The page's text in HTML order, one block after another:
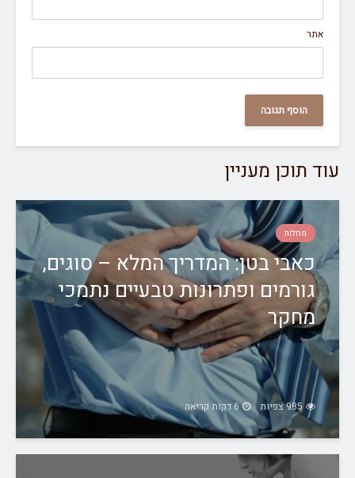
אתר
עוד תוכן מעניין
מחלות
כאבי בטן: המדריך המלא – סוגים,
גורמים ופתרונות טבעיים נתמכי
מחקר
985 צפיות 6 דקות קריאה